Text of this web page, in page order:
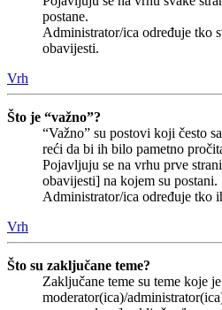
postane.
Administrator/ica određuje tko
obavijesti.
Vrh
Što je “važno”?
“Važno” su postovi koji često
reći da bi ih bilo pametno
Pojavljuju se na vrhu prve
obavijesti] na kojem su postani.
Administrator/ica određuje tko
Vrh
Što su zaključane teme?
Zaključane teme su teme koje je
moderator(ica)/